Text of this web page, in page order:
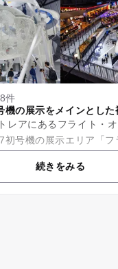
件
機の展示をメインとした
レアにあるフライト・
号機の展示エリア「フ
の街シアトルをテーマと
の２つのエ...
続きをみる